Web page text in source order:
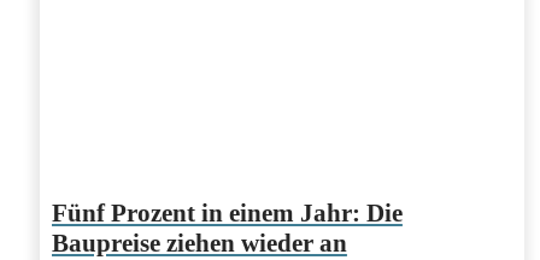
Fünf Prozent in einem Jahr: Die
Baupreise ziehen wieder an